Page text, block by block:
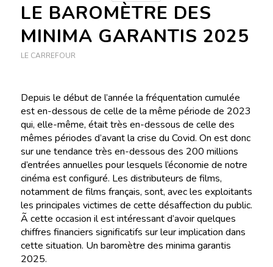
LE BAROMÈTRE DES
MINIMA GARANTIS 2025
LE CARREFOUR
Depuis le début de l’année la fréquentation cumulée
est en-dessous de celle de la même période de 2023
qui, elle-même, était très en-dessous de celle des
mêmes périodes d’avant la crise du Covid. On est donc
sur une tendance très en-dessous des 200 millions
d’entrées annuelles pour lesquels l’économie de notre
cinéma est configuré. Les distributeurs de films,
notamment de films français, sont, avec les exploitants
les principales victimes de cette désaffection du public.
Ã cette occasion il est intéressant d’avoir quelques
chiffres financiers significatifs sur leur implication dans
cette situation. Un baromètre des minima garantis
2025.